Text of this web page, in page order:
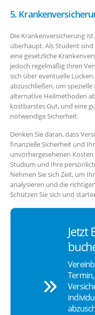
5.
Die Krankenversicherung
überhaupt. Als Student
eine gesetzliche
jedoch regelmäßig Ihren
sich über eventuelle
abzuschließen, um
alternative Heilmethoden
kostbarstes Gut, und eine
notwendige Sicherheit.
Denken Sie daran, dass
finanzielle Sicherheit und
unvorhergesehenen
Studium und Ihre
Nehmen Sie sich Zeit, um
analysieren und die
Schützen Sie sich und
Jetzt